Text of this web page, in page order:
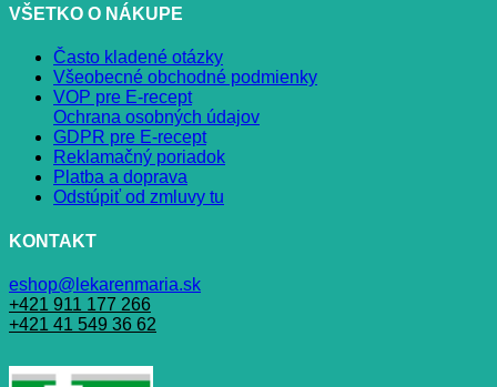
VŠETKO O NÁKUPE
Často kladené otázky
Všeobecné obchodné podmienky
VOP pre E-recept
Ochrana osobných údajov
GDPR pre E-recept
Reklamačný poriadok
Platba a doprava
Odstúpiť od zmluvy tu
KONTAKT
eshop@lekarenmaria.sk
+421 911 177 266
+421 41 549 36 62